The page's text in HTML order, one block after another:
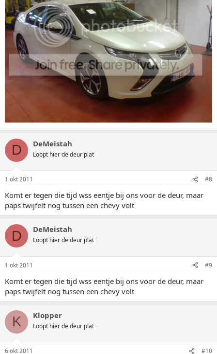
D DeMeistah
Loopt hier de deur plat
1 okt 2011 #8
Komt er tegen die tijd wss eentje bij ons voor de deur, maar
paps twijfelt nog tussen een chevy volt
D DeMeistah
Loopt hier de deur plat
1 okt 2011 #9
Komt er tegen die tijd wss eentje bij ons voor de deur, maar
paps twijfelt nog tussen een chevy volt
K Klopper
Loopt hier de deur plat
6 okt 2011 #10